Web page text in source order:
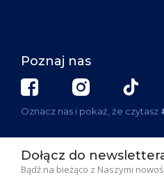
Poznaj nas
Oznacz nas i pokaż, że czytasz
Dołącz do
Bądź na bieżąco z Naszymi